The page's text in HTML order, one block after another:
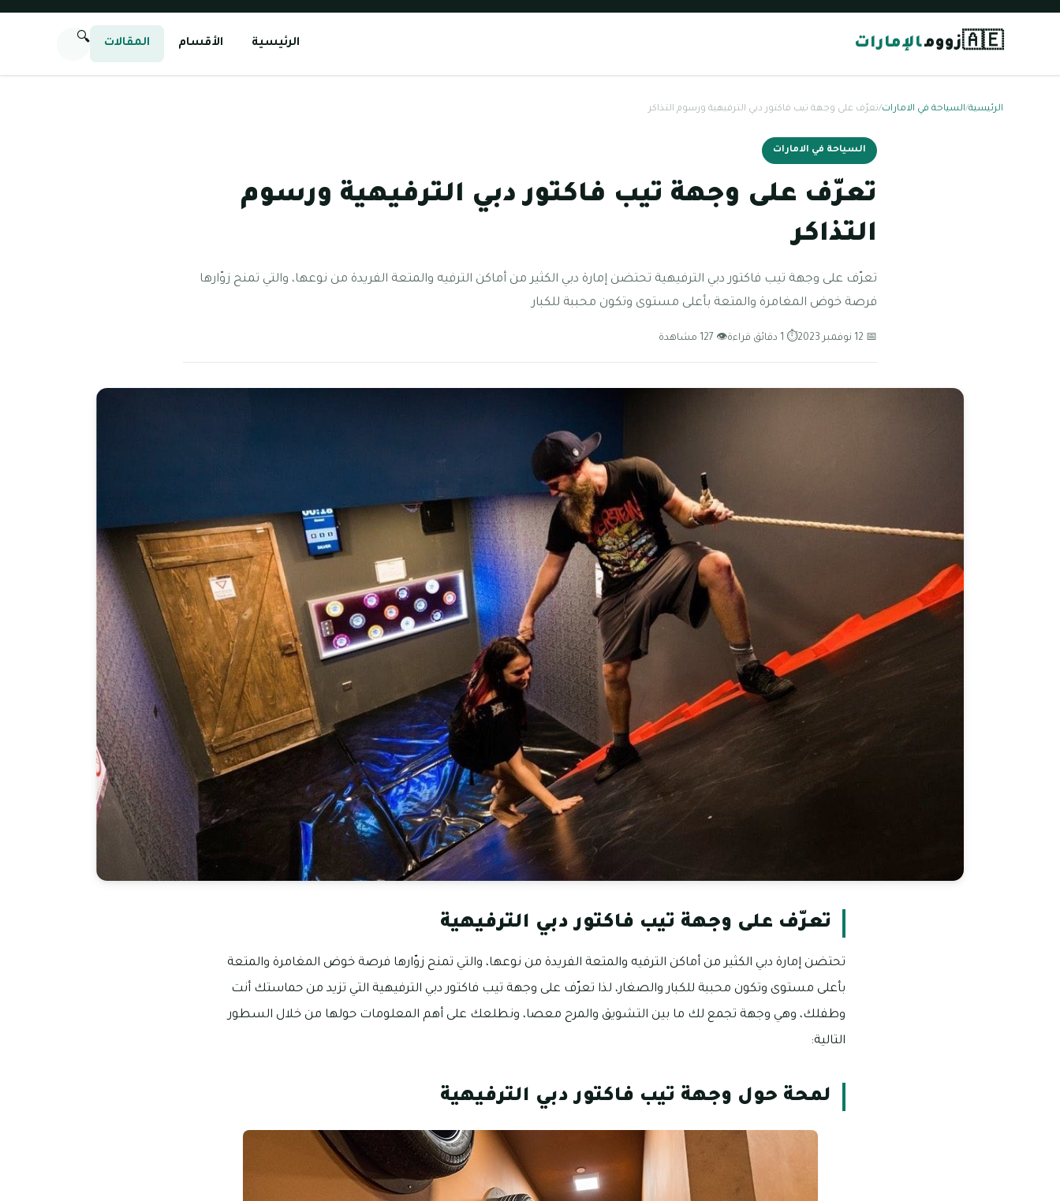
🇦🇪زوومالإمارات الرئيسية الأقسام المقالات 🔍
الرئيسية/السياحة في الامارات/تعرّف على وجهة تيب فاكتور دبي الترفيهية ورسوم التذاكر
السياحة في الامارات
تعرّف على وجهة تيب فاكتور دبي الترفيهية ورسوم
التذاكر
تعرّف على وجهة تيب فاكتور دبي الترفيهية تحتضن إمارة دبي الكثير من أماكن الترفيه والمتعة الفريدة من نوعها، والتي تمنح زوّارها
فرصة خوض المغامرة والمتعة بأعلى مستوى وتكون محببة للكبار
📅 12 نوفمبر 2023 ⏱ 1 دقائق قراءة 👁 127 مشاهدة
تعرّف على وجهة تيب فاكتور دبي الترفيهية
تحتضن إمارة دبي الكثير من أماكن الترفيه والمتعة الفريدة من نوعها، والتي تمنح زوّارها فرصة خوض المغامرة والمتعة
بأعلى مستوى وتكون محببة للكبار والصغار، لذا تعرّف على وجهة تيب فاكتور دبي الترفيهية التي تزيد من حماستك أنت
وطفلك، وهي وجهة تجمع لك ما بين التشويق والمرح معصا، ونطلعك على أهم المعلومات حولها من خلال السطور
التالية:
لمحة حول وجهة تيب فاكتور دبي الترفيهية